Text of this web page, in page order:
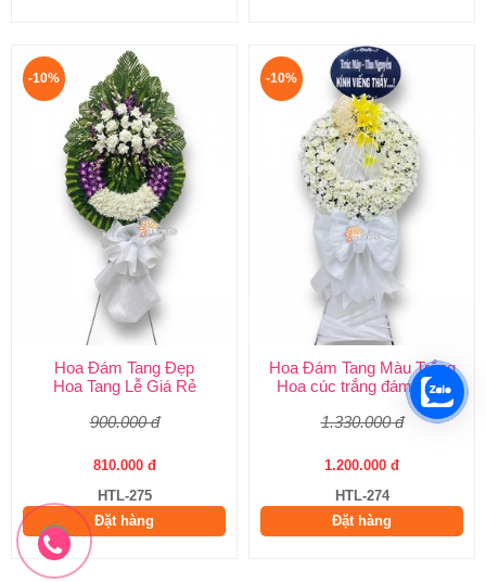
-10%
Hoa Đám Tang Đẹp
Hoa Tang Lễ Giá Rẻ
900.000 đ
810.000 đ
HTL-275
Đặt hàng
-10%
Hoa Đám Tang Màu Trắng
Hoa cúc trắng đám tang
1.330.000 đ
1.200.000 đ
HTL-274
Đặt hàng